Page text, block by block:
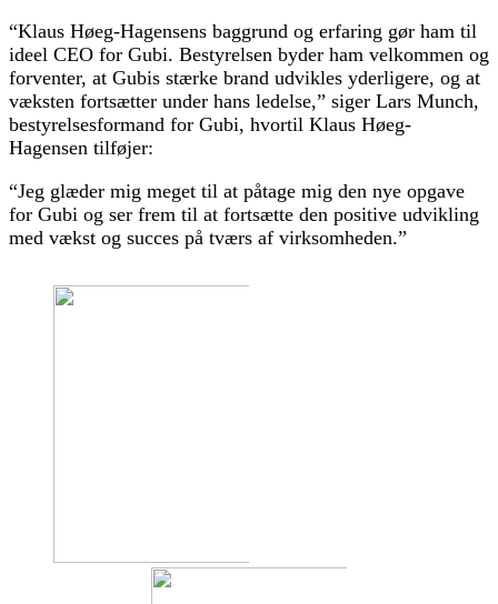
“Klaus Høeg-Hagensens baggrund og erfaring gør ham til
ideel CEO for Gubi. Bestyrelsen byder ham velkommen og
forventer, at Gubis stærke brand udvikles yderligere, og at
væksten fortsætter under hans ledelse,” siger Lars Munch,
bestyrelsesformand for Gubi, hvortil Klaus Høeg-
Hagensen tilføjer:
“Jeg glæder mig meget til at påtage mig den nye opgave
for Gubi og ser frem til at fortsætte den positive udvikling
med vækst og succes på tværs af virksomheden.”